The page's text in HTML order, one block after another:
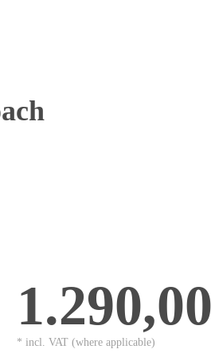
* incl. VAT (where applicable)